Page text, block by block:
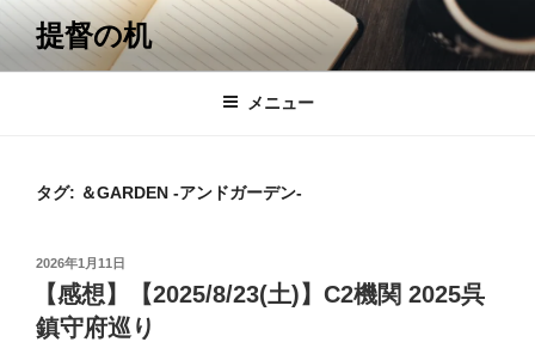
コ
テ
提督の机
メニュー
タグ: ＆GARDEN -アンドガーデン-
投
日:
2026年1月11日
【感想】【2025/8/23(土)】C2機関 2025呉
鎮守府巡り